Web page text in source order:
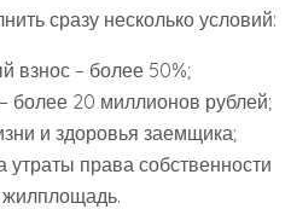
сразу несколько условий:
взнос – более 50%;
более 20 миллионов рублей;
и здоровья заемщика;
утраты права собственности